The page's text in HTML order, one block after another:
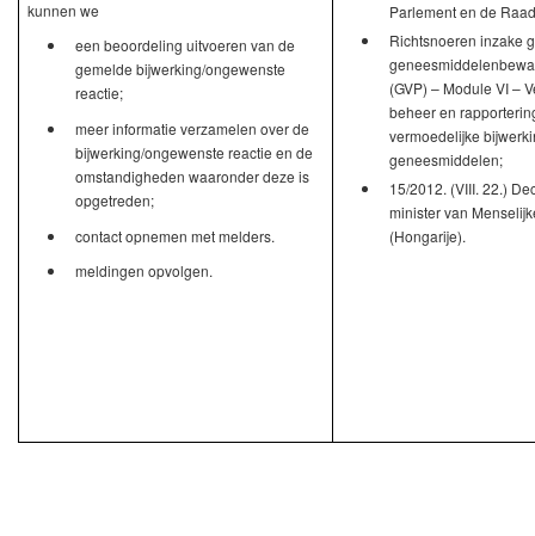
kunnen we
een beoordeling uitvoeren van de
gemelde bijwerking/ongewenste
reactie;
meer informatie verzamelen over de
bijwerking/ongewenste reactie en de
omstandigheden waaronder deze is
opgetreden;
contact opnemen met melders.
meldingen opvolgen.
Parlement en de
Richtsnoeren inzake
(GVP) – Module VI –
beheer en
vermoedelijke
geneesmiddelen;
15/2012. (VIII. 22.)
minister van
(Hongarije).